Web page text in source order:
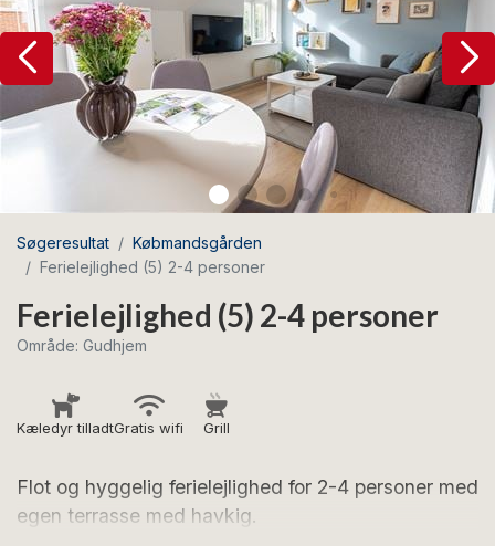
Søgeresultat
Købmandsgården
Ferielejlighed (5) 2-4 personer
Ferielejlighed (5) 2-4 personer
Område: Gudhjem
Kæledyr tilladtGratis wifi Grill
Flot og hyggelig ferielejlighed for 2-4 personer med
egen terrasse med havkig.